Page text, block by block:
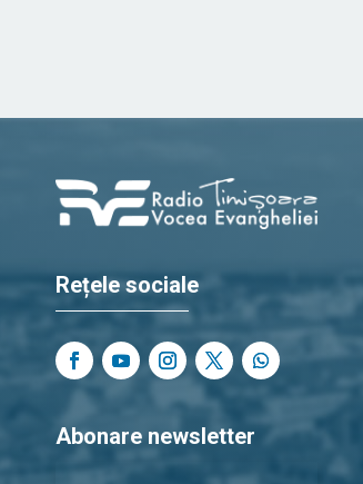
Rețele sociale
Abonare newsletter